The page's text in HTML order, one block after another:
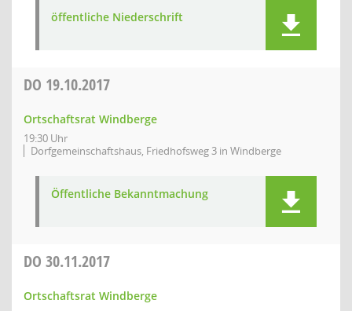
öffentliche Niederschrift
DO 19.10.2017
Ortschaftsrat Windberge
19:30 Uhr
Dorfgemeinschaftshaus, Friedhofsweg 3 in Windberge
Öffentliche Bekanntmachung
DO 30.11.2017
Ortschaftsrat Windberge